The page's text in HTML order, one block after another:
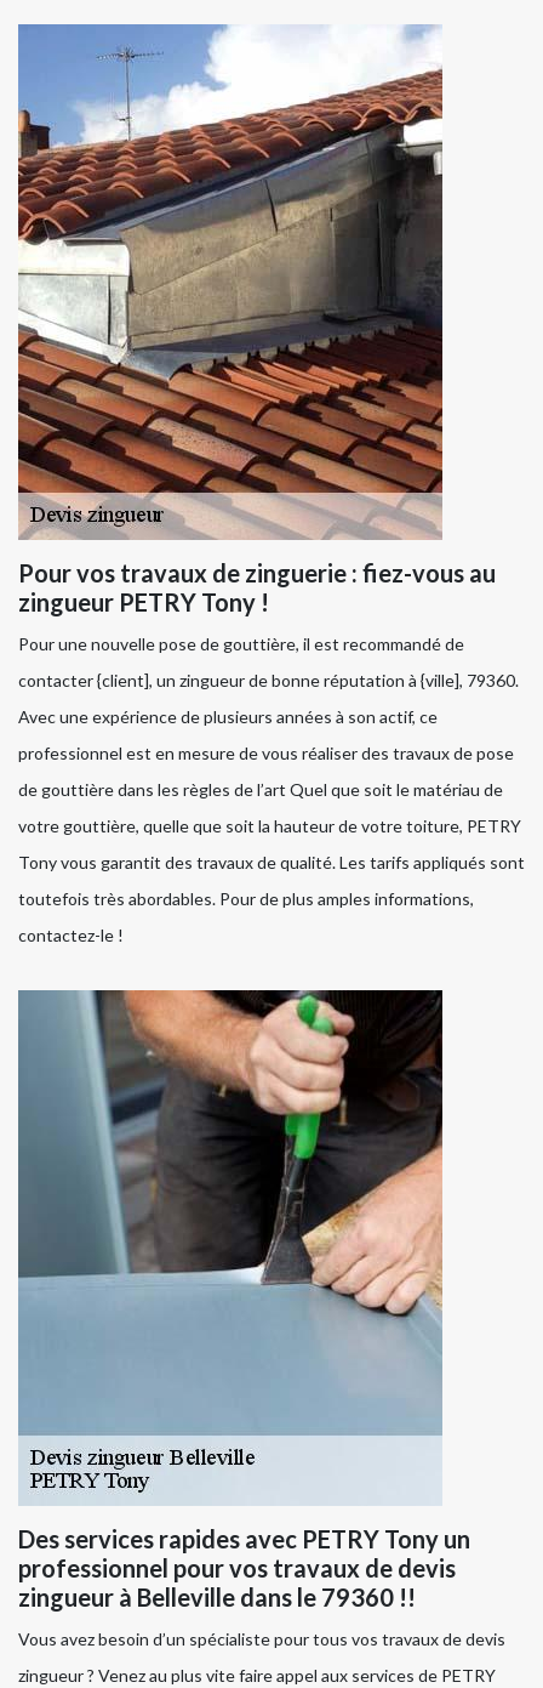
Pour vos travaux de zinguerie : fiez-vous au
zingueur PETRY Tony !
Pour une nouvelle pose de gouttière, il est recommandé de
contacter {client], un zingueur de bonne réputation à {ville], 79360.
Avec une expérience de plusieurs années à son actif, ce
professionnel est en mesure de vous réaliser des travaux de pose
de gouttière dans les règles de l’art Quel que soit le matériau de
votre gouttière, quelle que soit la hauteur de votre toiture, PETRY
Tony vous garantit des travaux de qualité. Les tarifs appliqués sont
toutefois très abordables. Pour de plus amples informations,
contactez-le !
Des services rapides avec PETRY Tony un
professionnel pour vos travaux de devis
zingueur à Belleville dans le 79360 !!
Vous avez besoin d’un spécialiste pour tous vos travaux de devis
zingueur ? Venez au plus vite faire appel aux services de PETRY